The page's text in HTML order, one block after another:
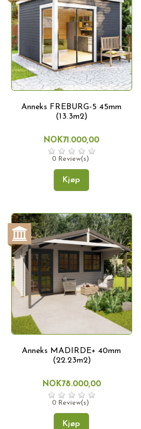
Anneks FREBURG-5 45mm
(13.3m2)
NOK71.000,00
0 Review(s)
Kjøp
Anneks MADIRDE+ 40mm
(22.23m2)
NOK78.000,00
0 Review(s)
Kjøp